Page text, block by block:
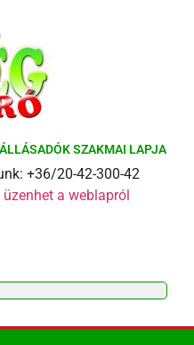
SZAKMAI LAPJA
+36/20-42-300-42
üzenhet a weblapról